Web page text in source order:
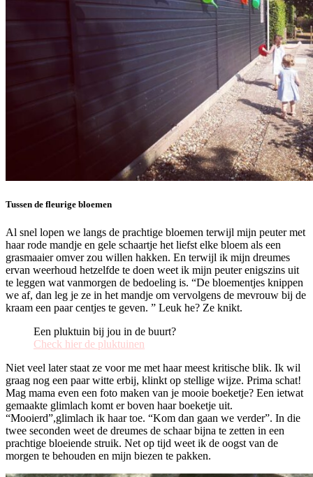
Tussen de fleurige bloemen
Al snel lopen we langs de prachtige bloemen terwijl mijn peuter met
haar rode mandje en gele schaartje het liefst elke bloem als een
grasmaaier omver zou willen hakken. En terwijl ik mijn dreumes
ervan weerhoud hetzelfde te doen weet ik mijn peuter enigszins uit
te leggen wat vanmorgen de bedoeling is. “De bloementjes knippen
we af, dan leg je ze in het mandje om vervolgens de mevrouw bij de
kraam een paar centjes te geven. ” Leuk he? Ze knikt.
Een pluktuin bij jou in de buurt?
Check hier de pluktuinen
Niet veel later staat ze voor me met haar meest kritische blik. Ik wil
graag nog een paar witte erbij, klinkt op stellige wijze. Prima schat!
Mag mama even een foto maken van je mooie boeketje? Een ietwat
gemaakte glimlach komt er boven haar boeketje uit.
“Mooierd”,glimlach ik haar toe. “Kom dan gaan we verder”. In die
twee seconden weet de dreumes de schaar bijna te zetten in een
prachtige bloeiende struik. Net op tijd weet ik de oogst van de
morgen te behouden en mijn biezen te pakken.